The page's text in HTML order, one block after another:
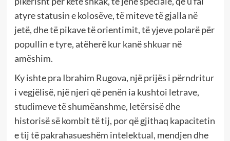
atyre statusin e kolosëve, të miteve të gjalla në
jetë, dhe të pikave të orientimit, të yjeve polarë për
popullin e tyre, atëherë kur kanë shkuar në
amëshim.
Ky ishte pra Ibrahim Rugova, një prijës i përndritur
i vegjëlisë, një njeri që penën ia kushtoi letrave,
studimeve të shumëanshme, letërsisë dhe
historisë së kombit të tij, por që gjithaq kapacitetin
e tij të pakrahasueshëm intelektual, mendjen dhe